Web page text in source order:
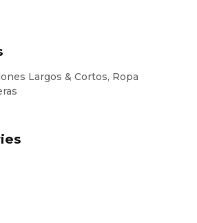
Largos & Cortos, Ropa